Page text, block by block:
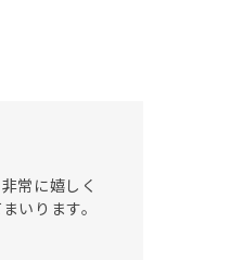
常に嬉しく
いります。